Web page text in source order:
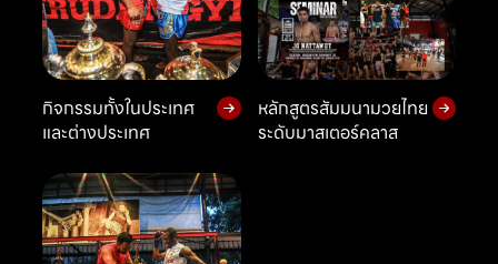
กิจกรรมทั้งในประเทศ
และต่างประเทศ
หลักสูตรสัมมนามวยไทย
ระดับมาสเตอร์คลาส